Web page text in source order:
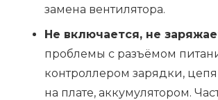
замена вентилятора.
Не включается, не
проблемы с разъёмом
контроллером зарядки,
на плате, аккумулятором.